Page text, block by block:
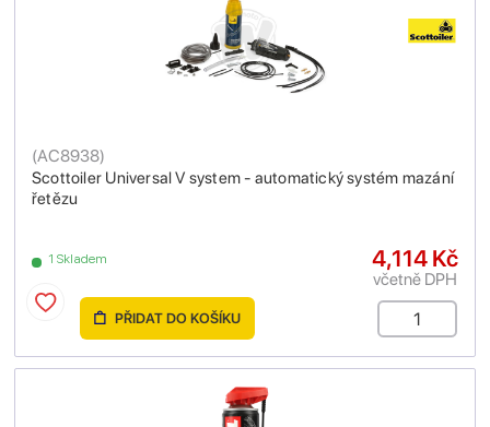
Scottoiler Universal V system - automatický systém mazání
řetězu
(AC8938)
1 Skladem 4,114 Kč
včetně DPH
PŘIDAT DO KOŠÍKU